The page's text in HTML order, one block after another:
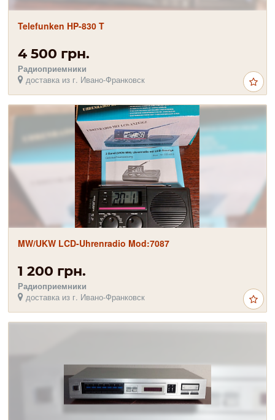
Telefunken HP-830 T
4 500 грн.
Радиоприемники
доставка из г. Ивано-Франковск
MW/UKW LCD-Uhrenradio Mod:7087
1 200 грн.
Радиоприемники
доставка из г. Ивано-Франковск